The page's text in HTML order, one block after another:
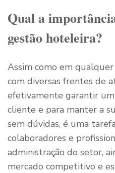
Qual a
gestão hoteleira?
Assim como em
com diversas frentes de
efetivamente garantir
cliente e para manter a
sem dúvidas, é uma
colaboradores e
administração do setor,
mercado competitivo e